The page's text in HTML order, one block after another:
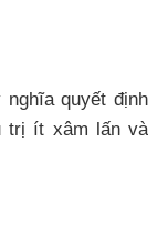
quyết định
trị ít xâm lấn và